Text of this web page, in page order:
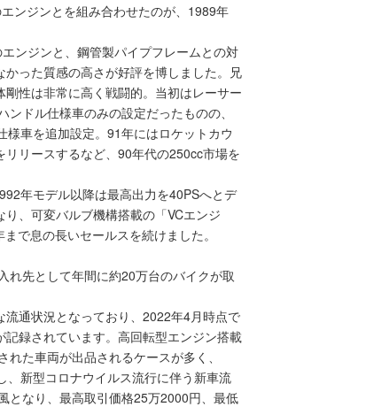
ンジンとを組み合わせたのが、1989年
ンジンと、鋼管製パイプフレームとの対
った質感の高さが好評を博しました。兄
性は非常に高く戦闘的。当初はレーサー
ドル仕様車のみの設定だったものの、
車を追加設定。91年にはロケットカウ
リースするなど、90年代の250cc市場を
年モデル以降は最高出力を40PSへとデ
、可変バルブ機構搭載の「VCエンジ
で息の長いセールスを続けました。
れ先として年間に約20万台のバイクが取
通状況となっており、2022年4月時点で
録されています。高回転型エンジン搭載
た車両が出品されるケースが多く、
新型コロナウイルス流行に伴う新車流
となり、最高取引価格25万2000円、最低